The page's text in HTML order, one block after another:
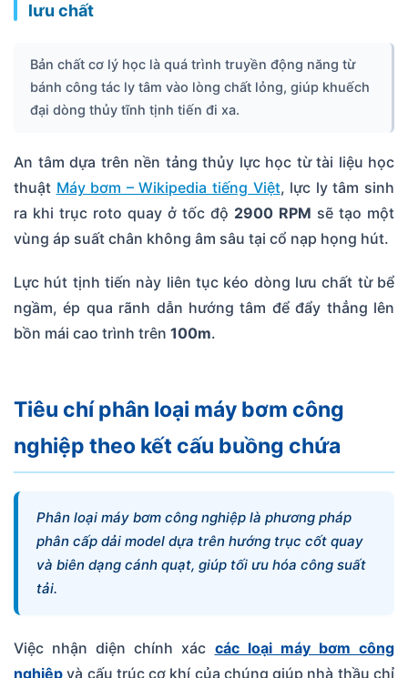
lưu chất
Bản chất cơ lý học là quá trình truyền động năng từ
bánh công tác ly tâm vào lòng chất lỏng, giúp khuếch
đại dòng thủy tĩnh tịnh tiến đi xa.
An tâm dựa trên nền tảng thủy lực học từ tài liệu học
thuật Máy bơm – Wikipedia tiếng Việt, lực ly tâm sinh
ra khi trục roto quay ở tốc độ 2900 RPM sẽ tạo một
vùng áp suất chân không âm sâu tại cổ nạp họng hút.
Lực hút tịnh tiến này liên tục kéo dòng lưu chất từ bể
ngầm, ép qua rãnh dẫn hướng tâm để đẩy thẳng lên
bồn mái cao trình trên 100m.
Tiêu chí phân loại máy bơm công
nghiệp theo kết cấu buồng chứa
Phân loại máy bơm công nghiệp là phương pháp
phân cấp dải model dựa trên hướng trục cốt quay
và biên dạng cánh quạt, giúp tối ưu hóa công suất
tải.
Việc nhận diện chính xác các loại máy bơm công
nghiệp và cấu trúc cơ khí của chúng giúp nhà thầu chỉ